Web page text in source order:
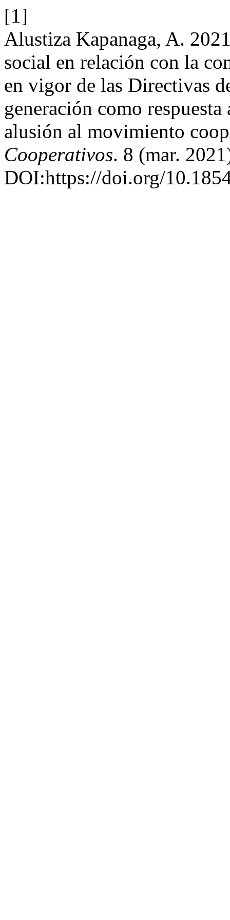
[1]
Alustiza Kapanaga, A.
social en relación con la
en vigor de las Directivas
generación como
alusión al movimiento
Cooperativos. 8 (mar.
DOI:https://doi.org/